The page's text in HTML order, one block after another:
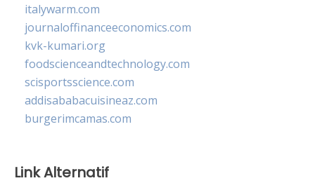
italywarm.com
journaloffinanceeconomics.com
kvk-kumari.org
foodscienceandtechnology.com
scisportsscience.com
addisababacuisineaz.com
burgerimcamas.com
Link Alternatif